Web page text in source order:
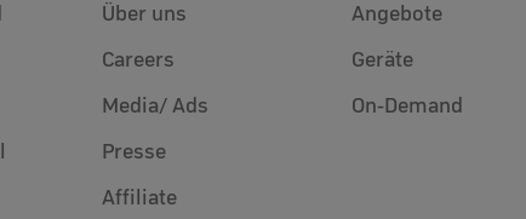
Über uns
Careers
Media/ Ads
Presse
Affiliate
Angebote
Geräte
On-Demand